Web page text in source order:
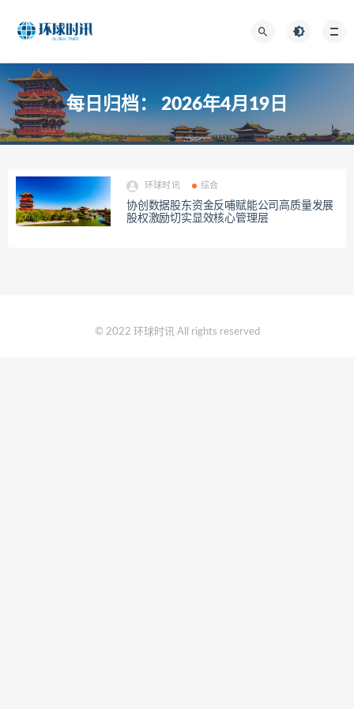
每日归档：2026年4月19日
环球时讯 综合
协创数据股东资金反哺赋能公司高质量发展
股权激励切实显效核心管理层
© 2022 环球时讯 All rights reserved